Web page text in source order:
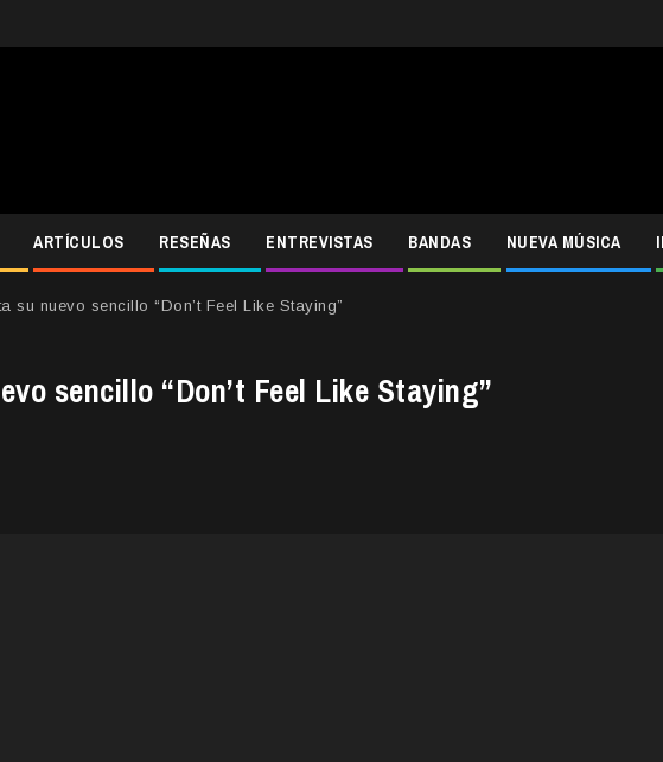
ARTÍCULOS RESEÑAS ENTREVISTAS BANDAS NUEVA MÚSICA
su nuevo sencillo “Don’t Feel Like Staying”
sencillo “Don’t Feel Like Staying”